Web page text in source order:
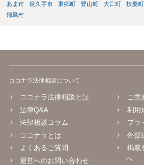
あま市
長久手市 東郷町 豊山町 大口町 扶桑町
飛島村
ココナラ法律相談について
ココナラ法律相談とは
法律Q&A
法律相談コラム
ココナラとは
よくあるご質問
運営へのお問い合わせ
ご意
利用
プラ
外部
掲載
へ